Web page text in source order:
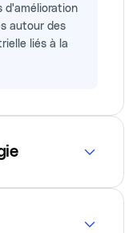
d'amélioration
autour des
liés à la